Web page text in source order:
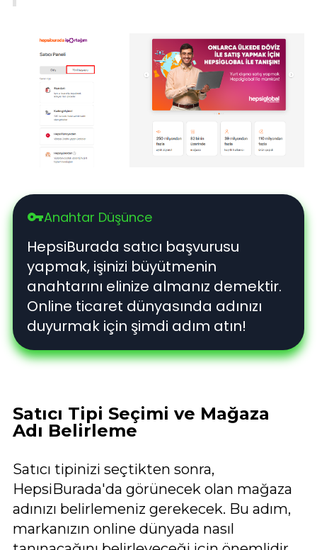
vpn_keyAnahtar Düşünce
HepsiBurada satıcı başvurusu
yapmak, işinizi büyütmenin
anahtarını elinize almanız demektir.
Online ticaret dünyasında adınızı
duyurmak için şimdi adım atın!
Satıcı Tipi Seçimi ve Mağaza
Adı Belirleme
Satıcı tipinizi seçtikten sonra,
HepsiBurada'da görünecek olan mağaza
adınızı belirlemeniz gerekecek. Bu adım,
markanızın online dünyada nasıl